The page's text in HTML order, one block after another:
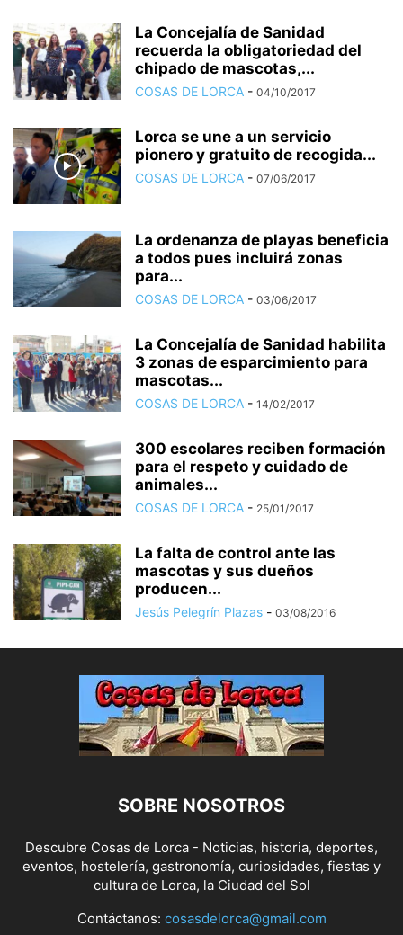
La Concejalía de Sanidad
recuerda la obligatoriedad del
chipado de mascotas,...
COSAS DE LORCA - 04/10/2017
Lorca se une a un servicio
pionero y gratuito de recogida...
COSAS DE LORCA - 07/06/2017
La ordenanza de playas beneficia
a todos pues incluirá zonas
para...
COSAS DE LORCA - 03/06/2017
La Concejalía de Sanidad habilita
3 zonas de esparcimiento para
mascotas...
COSAS DE LORCA - 14/02/2017
300 escolares reciben formación
para el respeto y cuidado de
animales...
COSAS DE LORCA - 25/01/2017
La falta de control ante las
mascotas y sus dueños
producen...
Jesús Pelegrín Plazas - 03/08/2016
SOBRE NOSOTROS
Descubre Cosas de Lorca - Noticias, historia, deportes,
eventos, hostelería, gastronomía, curiosidades, fiestas y
cultura de Lorca, la Ciudad del Sol
Contáctanos: cosasdelorca@gmail.com